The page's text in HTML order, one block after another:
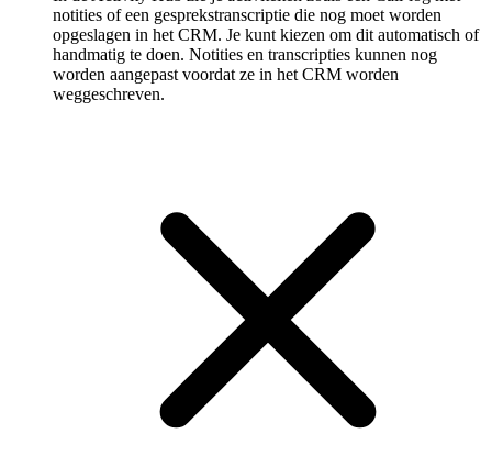
notities of een gespreks­transcriptie die nog moet worden
opgeslagen in het CRM. Je kunt kiezen om dit automatisch of
handmatig te doen. Notities en transcripties kunnen nog
worden aangepast voordat ze in het CRM worden
weggeschreven.